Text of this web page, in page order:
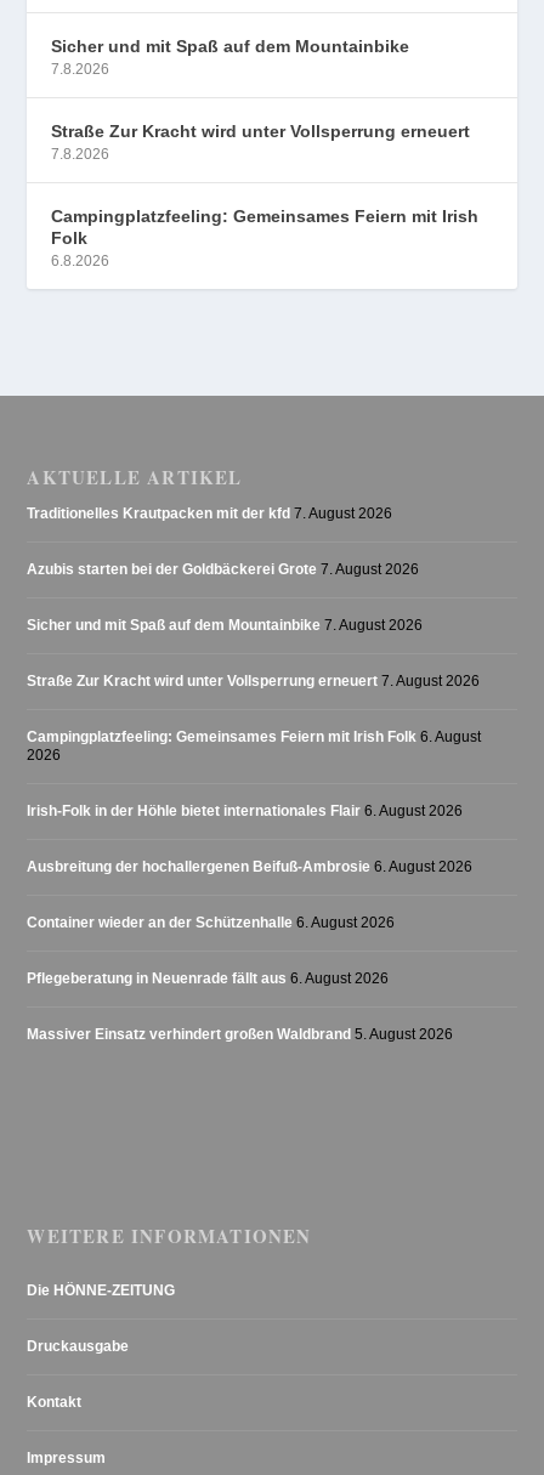
Sicher und mit Spaß auf dem Mountainbike
7.8.2026
Straße Zur Kracht wird unter Vollsperrung erneuert
7.8.2026
Campingplatzfeeling: Gemeinsames Feiern mit Irish
Folk
6.8.2026
AKTUELLE ARTIKEL
Traditionelles Krautpacken mit der kfd 7. August 2026
Azubis starten bei der Goldbäckerei Grote 7. August 2026
Sicher und mit Spaß auf dem Mountainbike 7. August 2026
Straße Zur Kracht wird unter Vollsperrung erneuert 7. August 2026
Campingplatzfeeling: Gemeinsames Feiern mit Irish Folk 6. August
2026
Irish-Folk in der Höhle bietet internationales Flair 6. August 2026
Ausbreitung der hochallergenen Beifuß-Ambrosie 6. August 2026
Container wieder an der Schützenhalle 6. August 2026
Pflegeberatung in Neuenrade fällt aus 6. August 2026
Massiver Einsatz verhindert großen Waldbrand 5. August 2026
WEITERE INFORMATIONEN
Die HÖNNE-ZEITUNG
Druckausgabe
Kontakt
Impressum